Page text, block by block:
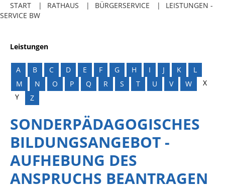
START RATHAUS BÜRGERSERVICE
LEISTUNGEN -
SERVICE BW
Leistungen
A B C D E F G H I J K
L
M
N O P Q R S T U V W
X
Y
Z
SONDERPÄDAGOGISCHES
BILDUNGSANGEBOT -
AUFHEBUNG DES
ANSPRUCHS BEANTRAGEN